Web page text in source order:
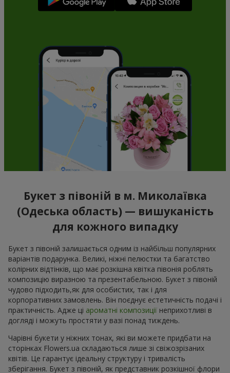
Букет з півоній в м. Миколаївка
(Одеська область) — вишуканість
для кожного випадку
Букет з півоній залишається одним із найбільш популярних
варіантів подарунка. Великі, ніжні пелюстки та багатство
колірних відтінків, що має розкішна квітка півонія роблять
композицію виразною та презентабельною. Букет з півоній
чудово підходить,як для особистих, так і для
корпоративних замовлень. Він поєднує естетичність подачі і
практичність. Адже ці ароматні композиції неприхотливі в
догляді і можуть простяти у вазі понад тиждень.
Чарівні букети у ніжних тонах, які ви можете придбати на
сторінках Flowers.ua складаються лише зі свіжозрізаних
квітів. Це гарантує ідеальну структуру і тривалість
зберігання. Букет з півоній, як представник розкішної флори